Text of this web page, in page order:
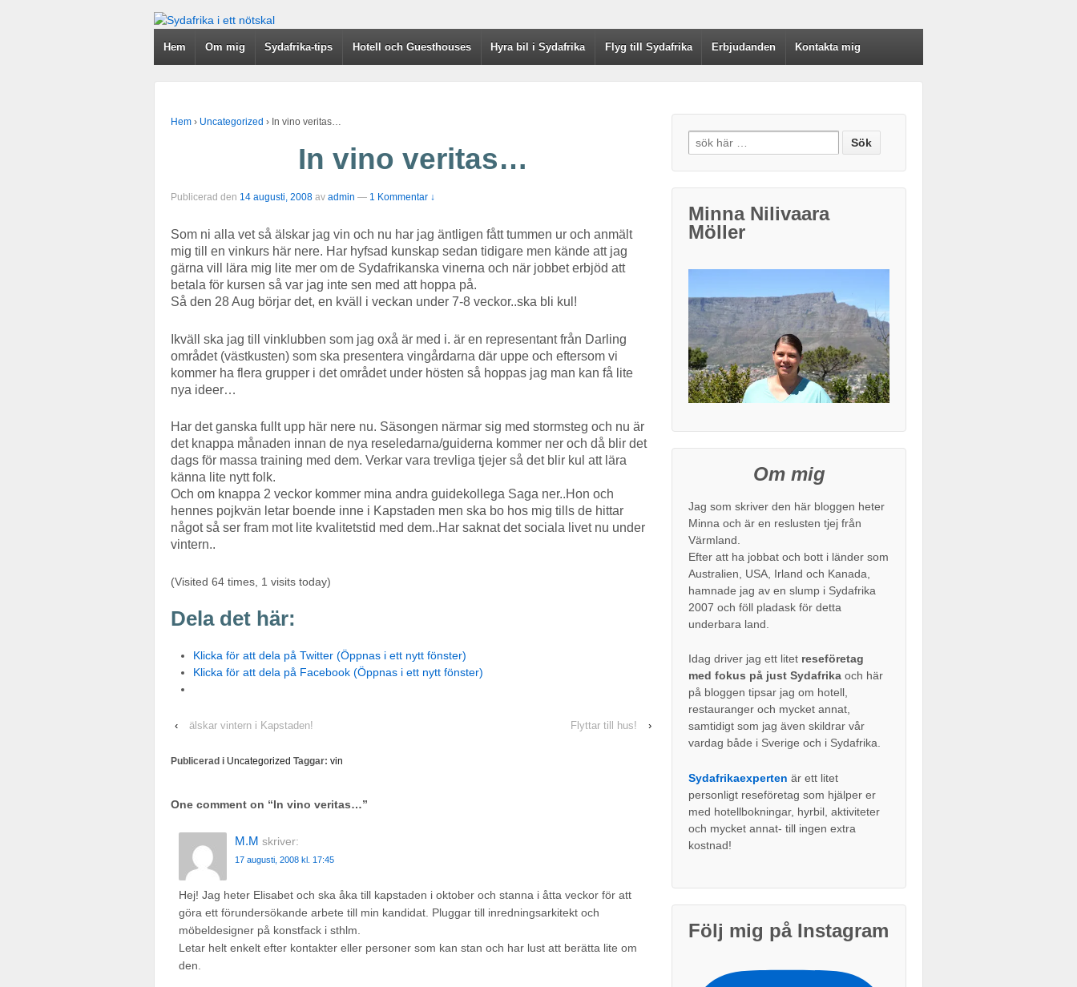
Hem Om mig Sydafrika-tips Hotell och Guesthouses Hyra bil i Sydafrika Flyg till Sydafrika Erbjudanden Kontakta mig
Hem › Uncategorized › In vino veritas…
In vino veritas…
Publicerad den 14 augusti, 2008 av admin — 1 Kommentar ↓
Som ni alla vet så älskar jag vin och nu har jag äntligen fått tummen ur och anmält
mig till en vinkurs här nere. Har hyfsad kunskap sedan tidigare men kände att jag
gärna vill lära mig lite mer om de Sydafrikanska vinerna och när jobbet erbjöd att
betala för kursen så var jag inte sen med att hoppa på.
Så den 28 Aug börjar det, en kväll i veckan under 7-8 veckor..ska bli kul!
Ikväll ska jag till vinklubben som jag oxå är med i. är en representant från Darling
området (västkusten) som ska presentera vingårdarna där uppe och eftersom vi
kommer ha flera grupper i det området under hösten så hoppas jag man kan få lite
nya ideer…
Har det ganska fullt upp här nere nu. Säsongen närmar sig med stormsteg och nu är
det knappa månaden innan de nya reseledarna/guiderna kommer ner och då blir det
dags för massa training med dem. Verkar vara trevliga tjejer så det blir kul att lära
känna lite nytt folk.
Och om knappa 2 veckor kommer mina andra guidekollega Saga ner..Hon och
hennes pojkvän letar boende inne i Kapstaden men ska bo hos mig tills de hittar
något så ser fram mot lite kvalitetstid med dem..Har saknat det sociala livet nu under
vintern..
(Visited 64 times, 1 visits today)
Dela det här:
Klicka för att dela på Twitter (Öppnas i ett nytt fönster)
Klicka för att dela på Facebook (Öppnas i ett nytt fönster)
‹ älskar vintern i Kapstaden! Flyttar till hus! ›
Publicerad i Uncategorized Taggar: vin
One comment on “In vino veritas…”
M.M skriver:
17 augusti, 2008 kl. 17:45
Hej! Jag heter Elisabet och ska åka till kapstaden i oktober och stanna i åtta veckor för att
göra ett förundersökande arbete till min kandidat. Pluggar till inredningsarkitekt och
möbeldesigner på konstfack i sthlm.
Letar helt enkelt efter kontakter eller personer som kan stan och har lust att berätta lite om
den.
Search for:
Minna Nilivaara
Möller
Om mig
Jag som skriver den här bloggen heter
Minna och är en reslusten tjej från
Värmland.
Efter att ha jobbat och bott i länder som
Australien, USA, Irland och Kanada,
hamnade jag av en slump i Sydafrika
2007 och föll pladask för detta
underbara land.
Idag driver jag ett litet reseföretag
med fokus på just Sydafrika och här
på bloggen tipsar jag om hotell,
restauranger och mycket annat,
samtidigt som jag även skildrar vår
vardag både i Sverige och i Sydafrika.
Sydafrikaexperten är ett litet
personligt reseföretag som hjälper er
med hotellbokningar, hyrbil, aktiviteter
och mycket annat- till ingen extra
kostnad!
Följ mig på Instagram